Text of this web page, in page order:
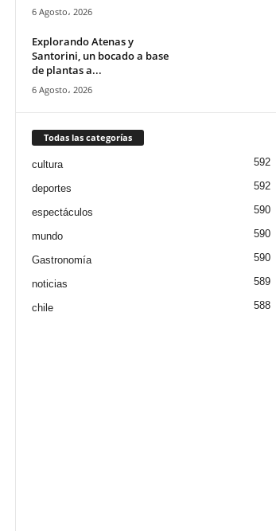
6 Agosto، 2026
Explorando Atenas y
Santorini, un bocado a base
de plantas a...
6 Agosto، 2026
Todas las categorías
cultura 592
deportes 592
espectáculos 590
mundo 590
Gastronomía 590
noticias 589
chile 588